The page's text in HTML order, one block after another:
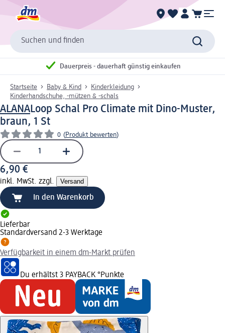
Suchen und finden
Dauerpreis - dauerhaft günstig einkaufen
Startseite Baby & Kind
Kinderkleidung
Kinderhandschuhe, -mützen & -schals
ALANALoop Schal Pro Climate mit Dino-Muster,
braun, 1 St
0 (Produkt bewerten)
6,90 €
inkl. MwSt. zzgl. Versand
In den Warenkorb
Lieferbar
Standardversand 2-3 Werktage
Verfügbarkeit in einem dm-Markt prüfen
Du erhältst 3 PAYBACK °Punkte